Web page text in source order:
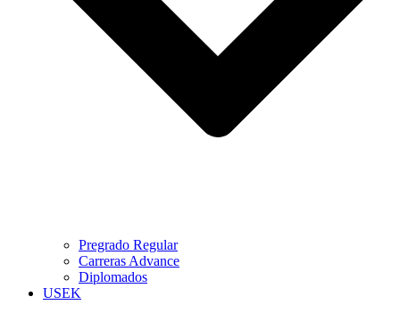
Pregrado Regular
Carreras Advance
Diplomados
USEK